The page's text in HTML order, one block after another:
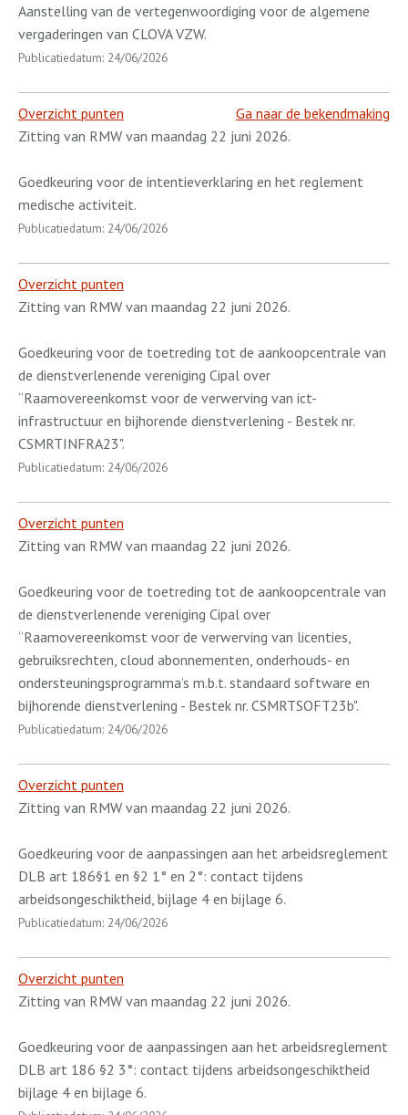
Aanstelling van de vertegenwoordiging voor de algemene
vergaderingen van CLOVA VZW.
Publicatiedatum: 24/06/2026
Overzicht punten
Ga naar de bekendmaking
Zitting van RMW van maandag 22 juni 2026.
Goedkeuring voor de intentieverklaring en het reglement
medische activiteit.
Publicatiedatum: 24/06/2026
Overzicht punten
Zitting van RMW van maandag 22 juni 2026.
Goedkeuring voor de toetreding tot de aankoopcentrale van
de dienstverlenende vereniging Cipal over
“Raamovereenkomst voor de verwerving van ict-
infrastructuur en bijhorende dienstverlening - Bestek nr.
CSMRTINFRA23".
Publicatiedatum: 24/06/2026
Overzicht punten
Zitting van RMW van maandag 22 juni 2026.
Goedkeuring voor de toetreding tot de aankoopcentrale van
de dienstverlenende vereniging Cipal over
“Raamovereenkomst voor de verwerving van licenties,
gebruiksrechten, cloud abonnementen, onderhouds- en
ondersteuningsprogramma’s m.b.t. standaard software en
bijhorende dienstverlening - Bestek nr. CSMRTSOFT23b".
Publicatiedatum: 24/06/2026
Overzicht punten
Zitting van RMW van maandag 22 juni 2026.
Goedkeuring voor de aanpassingen aan het arbeidsreglement
DLB art 186§1 en §2 1° en 2°: contact tijdens
arbeidsongeschiktheid, bijlage 4 en bijlage 6.
Publicatiedatum: 24/06/2026
Overzicht punten
Zitting van RMW van maandag 22 juni 2026.
Goedkeuring voor de aanpassingen aan het arbeidsreglement
DLB art 186 §2 3°: contact tijdens arbeidsongeschiktheid
bijlage 4 en bijlage 6.